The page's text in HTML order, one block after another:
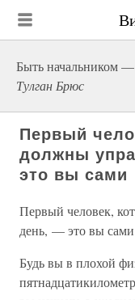
Быть начальником
Тулган Брюс
Первый
должны
это вы сами
Первый человек,
день, — это вы сами
Будь вы в плохой